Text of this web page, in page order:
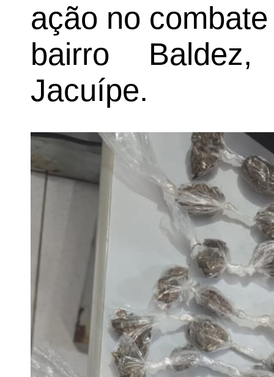
ação no
bairro
Jacuípe.